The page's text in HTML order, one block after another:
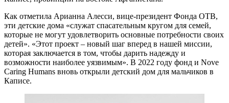
Как отметила Арианна Алесси, вице-президент Фонда OTB,
эти детские дома «служат спасательным кругом для семей,
которые не могут удовлетворить основные потребности своих
детей». «Этот проект – новый шаг вперед в нашей миссии,
которая заключается в том, чтобы дарить надежду и
возможности наиболее уязвимым». В 2022 году фонд и Nove
Caring Humans вновь открыли детский дом для мальчиков в
Каписе.